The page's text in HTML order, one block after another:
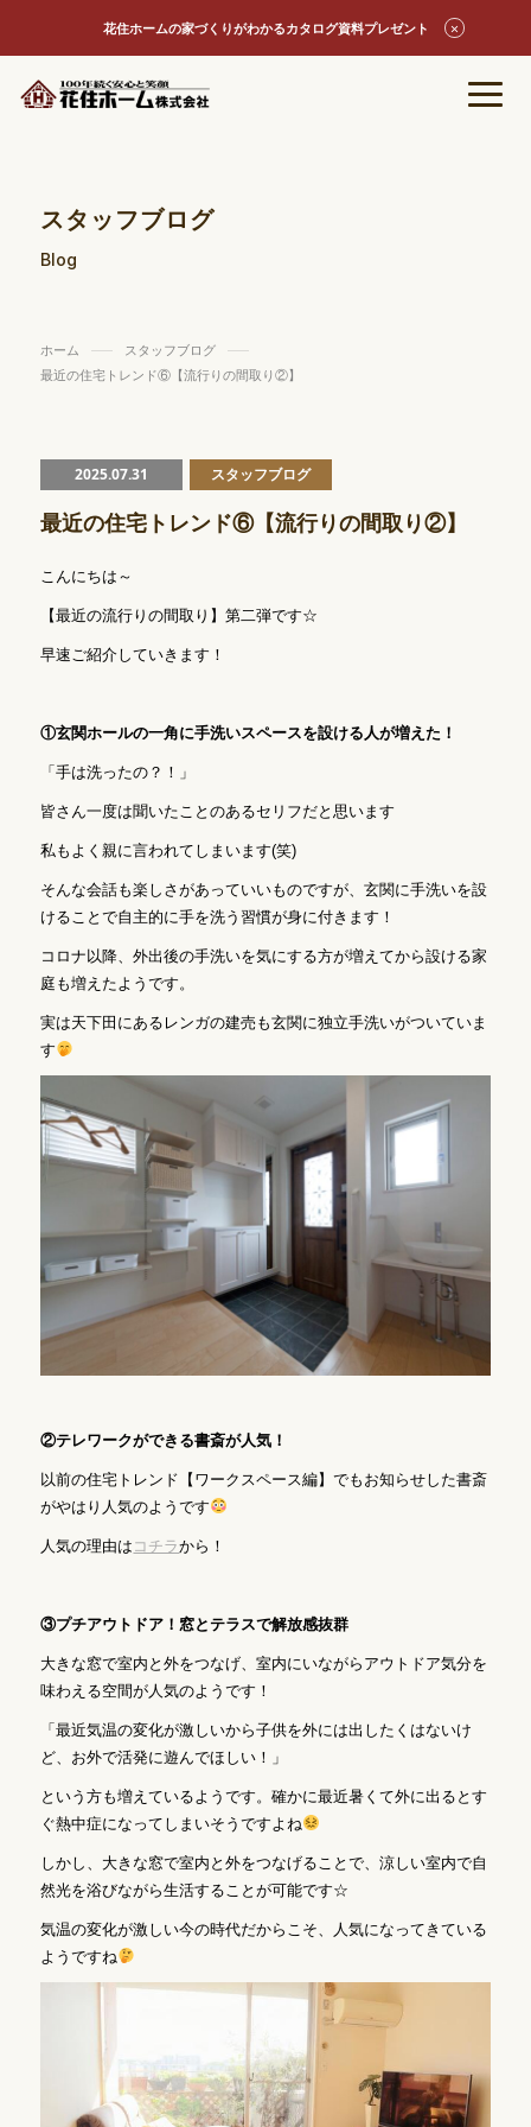
花住ホームの家づくりがわかるカタログ資料プレゼント
スタッフブログ
Blog
ホーム
スタッフブログ
最近の住宅トレンド⑥【流行りの間取り②】
2025.07.31 スタッフブログ
最近の住宅トレンド⑥【流行りの間取り②】
こんにちは～
【最近の流行りの間取り】第二弾です☆
早速ご紹介していきます！
①玄関ホールの一角に手洗いスペースを設ける人が増えた！
「手は洗ったの？！」
皆さん一度は聞いたことのあるセリフだと思います
私もよく親に言われてしまいます(笑)
そんな会話も楽しさがあっていいものですが、玄関に手洗いを設
けることで自主的に手を洗う習慣が身に付きます！
コロナ以降、外出後の手洗いを気にする方が増えてから設ける家
庭も増えたようです。
実は天下田にあるレンガの建売も玄関に独立手洗いがついていま
す
②テレワークができる書斎が人気！
以前の住宅トレンド【ワークスペース編】でもお知らせした書斎
がやはり人気のようです
人気の理由は コチラから！
③プチアウトドア！窓とテラスで解放感抜群
大きな窓で室内と外をつなげ、室内にいながらアウトドア気分を
味わえる空間が人気のようです！
「最近気温の変化が激しいから子供を外には出したくはないけ
ど、お外で活発に遊んでほしい！」
という方も増えているようです。確かに最近暑くて外に出るとす
ぐ熱中症になってしまいそうですよね
しかし、大きな窓で室内と外をつなげることで、涼しい室内で自
然光を浴びながら生活することが可能です☆
気温の変化が激しい今の時代だからこそ、人気になってきている
ようですね